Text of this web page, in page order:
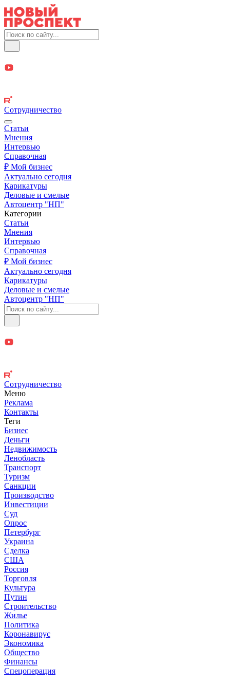
Сотрудничество
Статьи
Мнения
Интервью
Справочная
₽ Мой бизнес
Актуально сегодня
Карикатуры
Деловые и смелые
Автоцентр "НП"
Категории
Статьи
Мнения
Интервью
Справочная
₽ Мой бизнес
Актуально сегодня
Карикатуры
Деловые и смелые
Автоцентр "НП"
Сотрудничество
Меню
Реклама
Контакты
Теги
Бизнес
Деньги
Недвижимость
Ленобласть
Транспорт
Туризм
Санкции
Производство
Инвестиции
Суд
Опрос
Петербург
Украина
Сделка
США
Россия
Торговля
Культура
Путин
Строительство
Жилье
Политика
Коронавирус
Экономика
Общество
Финансы
Спецоперация